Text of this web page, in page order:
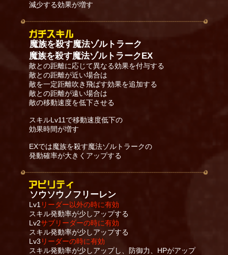
減少する効果が増す
魔族を殺す魔法ゾルトラーク
魔族を殺す魔法ゾルトラークEX
敵との距離に応じて異なる効果を付与する
敵との距離が近い場合は
敵を一定距離吹き飛ばす効果を追加する
敵との距離が遠い場合は
敵の移動速度を低下させる
スキルLv11で移動速度低下の
効果時間が増す
EXでは魔族を殺す魔法ゾルトラークの
発動確率が大きくアップする
ソウソウノフリーレン
Lv1 リーダー以外の時に有効
スキル発動率が少しアップする
Lv2サブリーダーの時に有効
スキル発動率が少しアップする
Lv3 リーダーの時に有効
スキル発動率が少しアップし、防御力、HPがアップ